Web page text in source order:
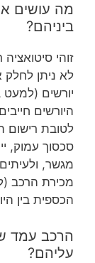
מה עושים
ביניהם?
זוהי
לא ניתן
יורשים (למעט
היורשים
לטובת
סכסוך עמוק,
מגשר,
מכירת הרכב
הכספית בין
הרכב עמד
עליהם?